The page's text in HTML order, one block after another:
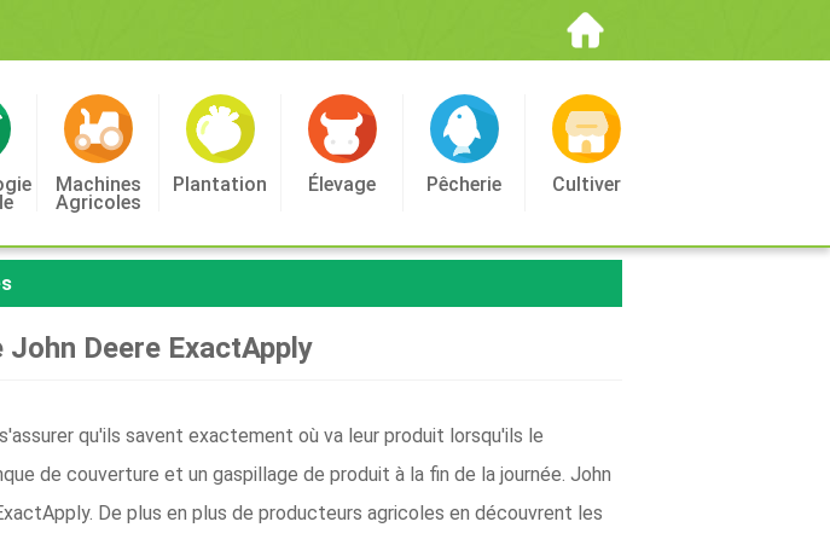
Machines
Agricoles
Plantation Élevage Pêcherie Cultiver
Deere ExactApply
qu'ils savent exactement où va leur produit lorsqu'ils le
de couverture et un gaspillage de produit à la fin de la journée. John
De plus en plus de producteurs agricoles en découvrent les